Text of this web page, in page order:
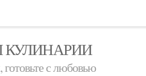
готовьте с любовью